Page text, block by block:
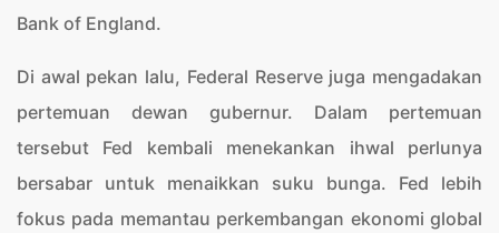
Bank of England.
Di awal pekan lalu, Federal Reserve juga mengadakan
pertemuan dewan gubernur. Dalam pertemuan
tersebut Fed kembali menekankan ihwal perlunya
bersabar untuk menaikkan suku bunga. Fed lebih
fokus pada memantau perkembangan ekonomi global